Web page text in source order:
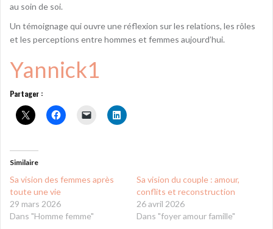
au soin de soi.
Un témoignage qui ouvre une réflexion sur les relations, les rôles
et les perceptions entre hommes et femmes aujourd’hui.
Yannick1
Partager :
Similaire
Sa vision des femmes après
toute une vie
29 mars 2026
Dans "Homme femme"
Sa vision du couple : amour,
conflits et reconstruction
26 avril 2026
Dans "foyer amour famille"